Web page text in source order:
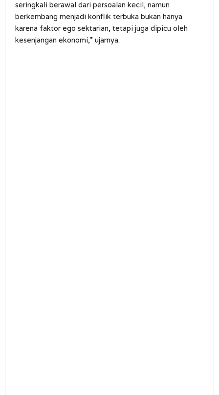
seringkali berawal dari persoalan kecil, namun
berkembang menjadi konflik terbuka bukan hanya
karena faktor ego sektarian, tetapi juga dipicu oleh
kesenjangan ekonomi,” ujarnya.